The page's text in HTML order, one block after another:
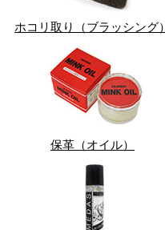
ホコリ取り（ブラッシング）
保革（オイル）